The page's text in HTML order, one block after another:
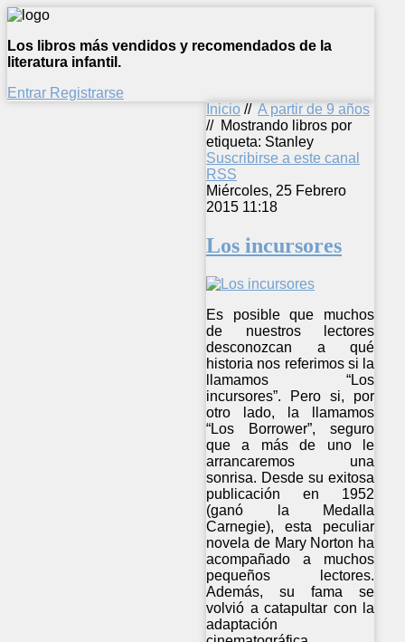
Los libros más vendidos y recomendados de la
literatura infantil.
Entrar Registrarse
Inicio // A partir de 9 años
// Mostrando libros por
etiqueta: Stanley
Suscribirse a este canal
RSS
Miércoles, 25 Febrero
2015 11:18
Los incursores
Es posible que muchos
de nuestros lectores
desconozcan a qué
historia nos referimos si la
llamamos “Los
incursores”. Pero si, por
otro lado, la llamamos
“Los Borrower”, seguro
que a más de uno le
arrancaremos una
sonrisa. Desde su exitosa
publicación en 1952
(ganó la Medalla
Carnegie), esta peculiar
novela de Mary Norton ha
acompañado a muchos
pequeños lectores.
Además, su fama se
volvió a catapultar con la
adaptación